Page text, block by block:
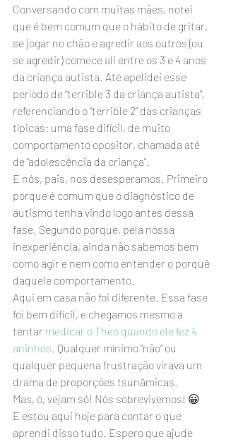
Conversando com muitas mães, notei
que é bem comum que o hábito de gritar,
se jogar no chão e agredir aos outros (ou
se agredir) comece ali entre os 3 e 4 anos
da criança autista. Até apelidei esse
período de “terrible 3 da criança autista”,
referenciando o “terrible 2” das crianças
típicas: uma fase difícil, de muito
comportamento opositor, chamada até
de “adolescência da criança”.
E nós, pais, nos desesperamos. Primeiro
porque é comum que o diagnóstico de
autismo tenha vindo logo antes dessa
fase. Segundo porque, pela nossa
inexperiência, ainda não sabemos bem
como agir e nem como entender o porquê
daquele comportamento.
Aqui em casa não foi diferente. Essa fase
foi bem difícil, e chegamos mesmo a
tentar medicar o Theo quando ele fez 4
aninhos . Qualquer mínimo “não” ou
qualquer pequena frustração virava um
drama de proporções tsunâmicas.
Mas, ó, vejam só! Nós sobrevivemos! 😀
E estou aqui hoje para contar o que
aprendi disso tudo. Espero que ajude